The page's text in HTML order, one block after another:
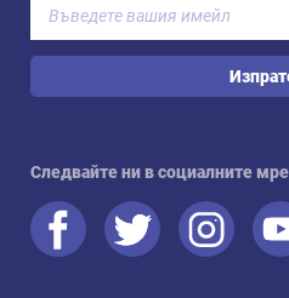
Следвайте ни в социалните